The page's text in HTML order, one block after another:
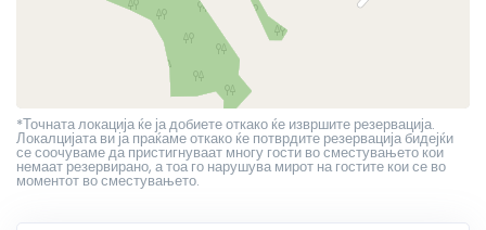
*Точната локација ќе ја добиете откако ќе извршите резервација.
Локалцијата ви ја праќаме откако ќе потврдите резервација бидејќи
се соочуваме да пристигнуваат многу гости во сместувањето кои
немаат резервирано, а тоа го нарушува мирот на гостите кои се во
моментот во сместувањето.